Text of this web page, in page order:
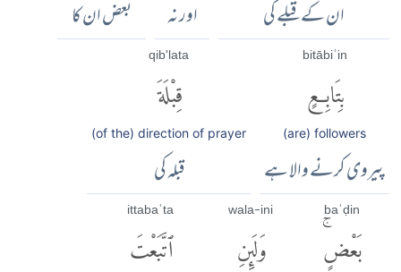
ان کے قبلے کی اور نہ بعض ان کا
bitābiʿin
بِتَابِعٍ
(are) followers
پیروی کرنے والا ہے
qib'lata
قِبْلَةَ
(of the) direction of prayer
قبلہ کی
baʿḍin
بَعْضٍۚ
wala-ini
وَلَئِنِ
ittabaʿta
ٱتَّبَعْتَ